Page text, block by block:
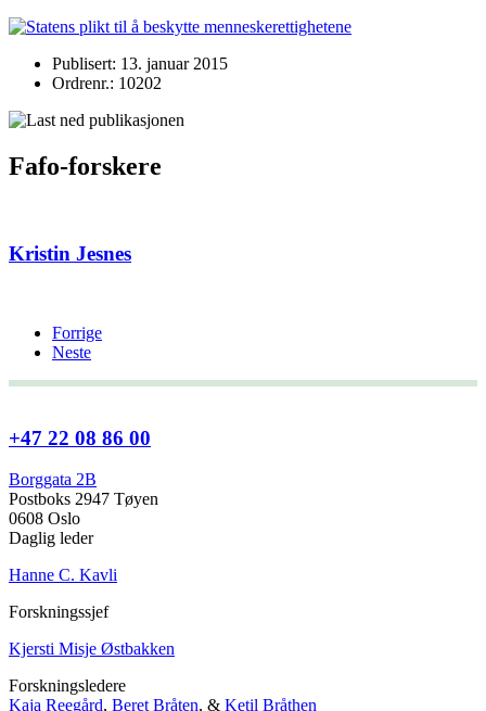
Publisert: 13. januar 2015
Ordrenr.: 10202
Fafo-forskere
Kristin Jesnes
Forrige
Neste
+47 22 08 86 00
Borggata 2B
Postboks 2947 Tøyen
0608 Oslo
Daglig leder
Hanne C. Kavli
Forskningssjef
Kjersti Misje Østbakken
Forskningsledere
Kaja Reegård, Beret Bråten, & Ketil Bråthen